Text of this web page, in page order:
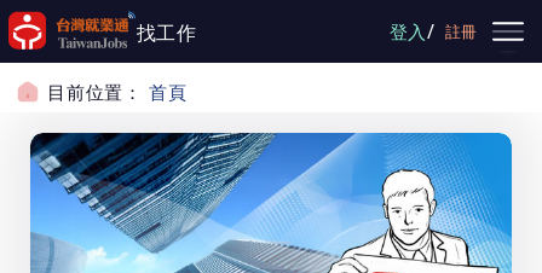
跳到主要內容
找工作 登入/ 註冊
目前位置： 首頁